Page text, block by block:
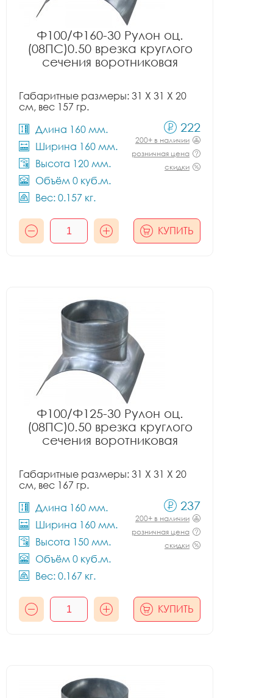
Ф100/Ф160-30 Рулон оц.
(08ПС)0.50 врезка круглого
сечения воротниковая
Габаритные размеры: 31 X 31 X 20
см, вес 157 гр.
Длина 160 мм.
Ширина 160 мм.
Высота 120 мм.
Объём 0 куб.м.
Вес: 0.157 кг.
222
200+ в наличии
розничная цена
скидки
КУПИТЬ
Ф100/Ф125-30 Рулон оц.
(08ПС)0.50 врезка круглого
сечения воротниковая
Габаритные размеры: 31 X 31 X 20
см, вес 167 гр.
Длина 160 мм.
Ширина 160 мм.
Высота 150 мм.
Объём 0 куб.м.
Вес: 0.167 кг.
237
200+ в наличии
розничная цена
скидки
КУПИТЬ